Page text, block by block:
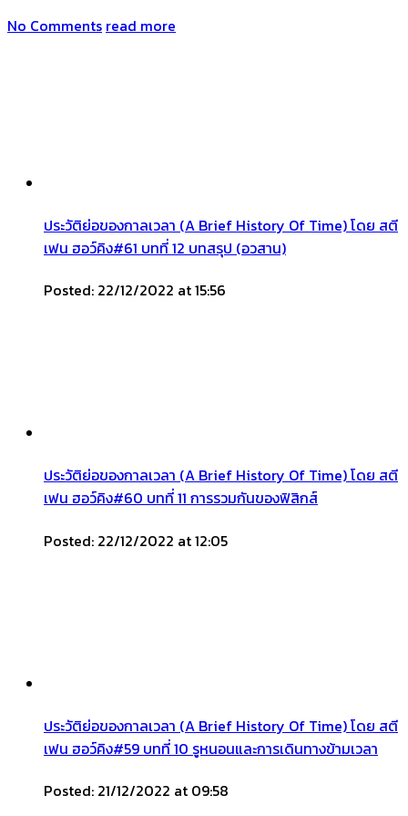
No Comments read more
ประวัติย่อของกาลเวลา (A Brief History Of Time) โดย สตี
เฟน ฮอว์คิง#61 บทที่ 12 บทสรุป (อวสาน)
Posted: 22/12/2022 at 15:56
ประวัติย่อของกาลเวลา (A Brief History Of Time) โดย สตี
เฟน ฮอว์คิง#60 บทที่ 11 การรวมกันของฟิสิกส์
Posted: 22/12/2022 at 12:05
ประวัติย่อของกาลเวลา (A Brief History Of Time) โดย สตี
เฟน ฮอว์คิง#59 บทที่ 10 รูหนอนและการเดินทางข้ามเวลา
Posted: 21/12/2022 at 09:58